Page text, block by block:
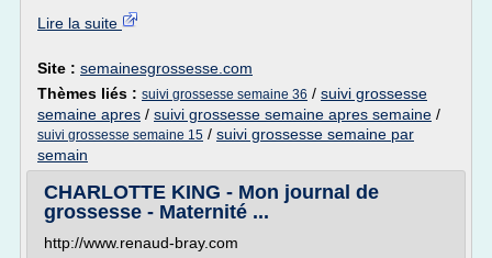
Lire la suite
Site : semainesgrossesse.com
Thèmes liés : suivi grossesse semaine 36 / suivi grossesse
semaine apres / suivi grossesse semaine apres semaine /
suivi grossesse semaine 15 / suivi grossesse semaine par
semain
CHARLOTTE KING - Mon journal de
grossesse - Maternité ...
http://www.renaud-bray.com